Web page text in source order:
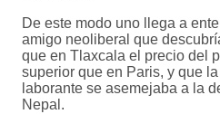
De este modo uno llega a
amigo neoliberal que
que en Tlaxcala el precio del
superior que en Paris, y que
laborante se asemejaba a la
Nepal.